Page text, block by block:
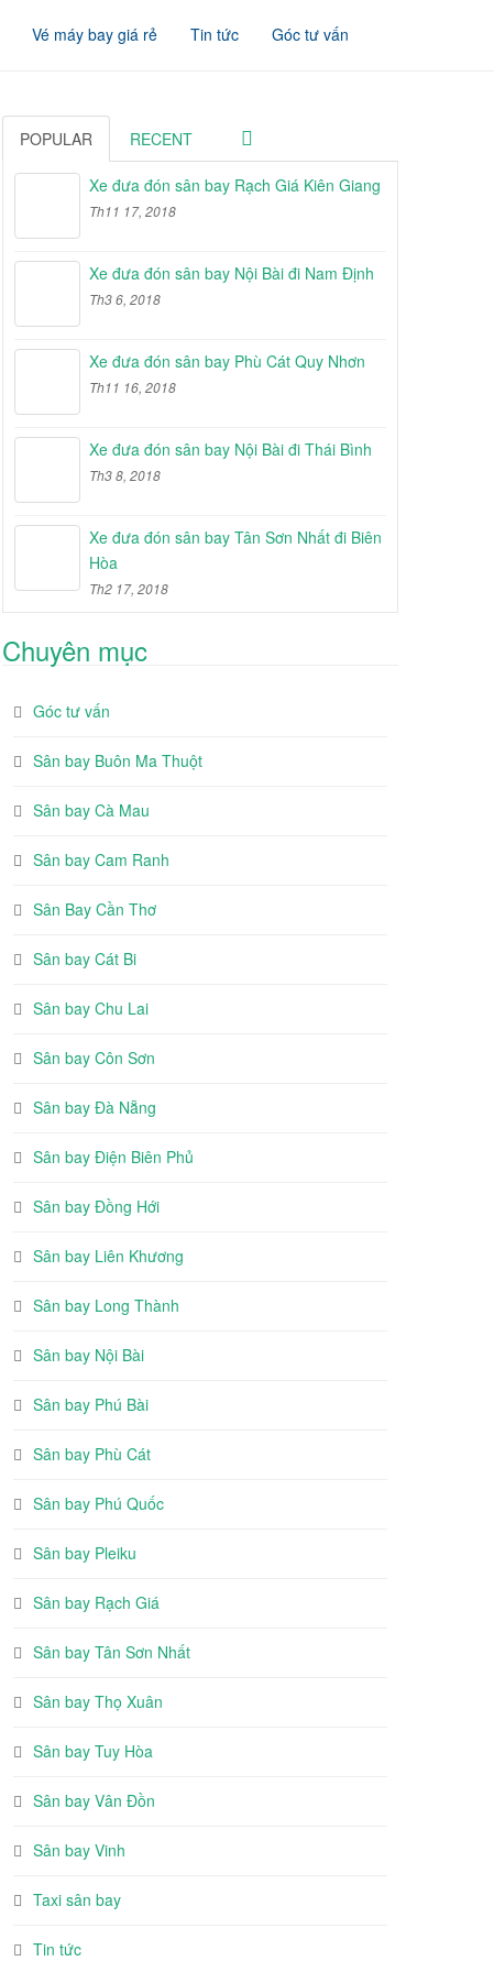
Vé máy bay giá rẻ Tin tức Góc tư vấn
POPULAR RECENT
Xe đưa đón sân bay Rạch Giá Kiên Giang
Th11 17, 2018
Xe đưa đón sân bay Nội Bài đi Nam Định
Th3 6, 2018
Xe đưa đón sân bay Phù Cát Quy Nhơn
Th11 16, 2018
Xe đưa đón sân bay Nội Bài đi Thái Bình
Th3 8, 2018
Xe đưa đón sân bay Tân Sơn Nhất đi Biên
Hòa
Th2 17, 2018
Chuyên mục
Góc tư vấn
Sân bay Buôn Ma Thuột
Sân bay Cà Mau
Sân bay Cam Ranh
Sân Bay Cần Thơ
Sân bay Cát Bi
Sân bay Chu Lai
Sân bay Côn Sơn
Sân bay Đà Nẵng
Sân bay Điện Biên Phủ
Sân bay Đồng Hới
Sân bay Liên Khương
Sân bay Long Thành
Sân bay Nội Bài
Sân bay Phú Bài
Sân bay Phù Cát
Sân bay Phú Quốc
Sân bay Pleiku
Sân bay Rạch Giá
Sân bay Tân Sơn Nhất
Sân bay Thọ Xuân
Sân bay Tuy Hòa
Sân bay Vân Đồn
Sân bay Vinh
Taxi sân bay
Tin tức